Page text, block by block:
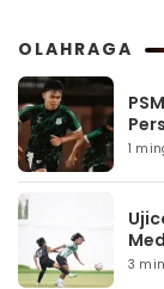
OLAHRAGA
1
3